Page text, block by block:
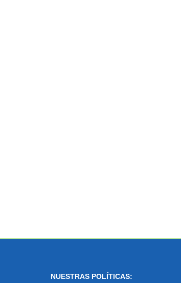
NUESTRAS POLÍTICAS: